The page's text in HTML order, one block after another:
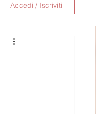
Accedi / Iscriviti